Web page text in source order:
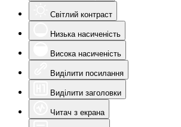
Світлий контраст
Низька насиченість
Висока насиченість
Виділити посилання
Виділити заголовки
Читач з екрана